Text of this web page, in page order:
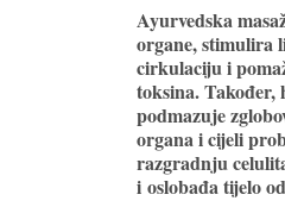
Ayurvedska
organe, stimulira
cirkulaciju i
toksina. Također,
podmazuje
organa i cijeli
razgradnju
i oslobađa tijelo